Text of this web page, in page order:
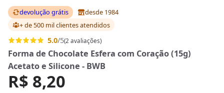
devolução grátis
desde 1984
+ de 500 mil clientesatendidos
5.0/5(2 avaliações)
Forma de Chocolate Esfera com Coração (15g)
Acetato e Silicone - BWB
R$ 8,20